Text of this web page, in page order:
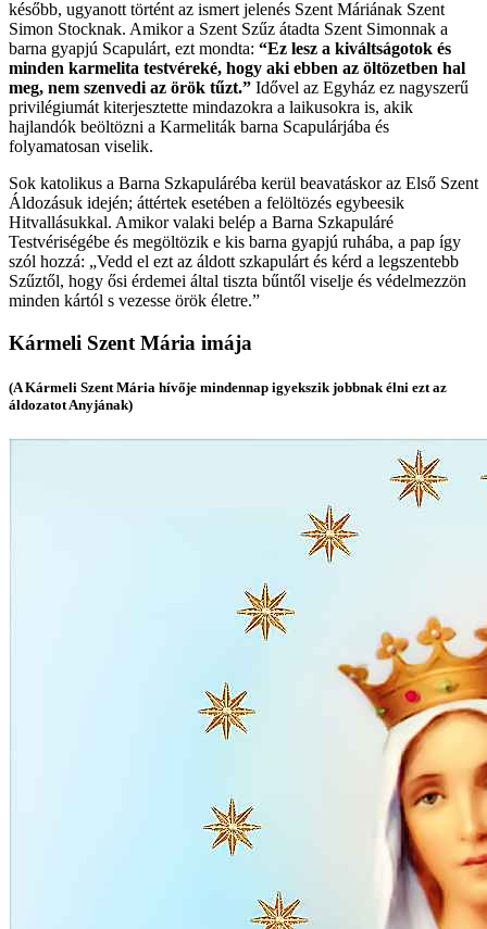
később, ugyanott történt az ismert jelenés Szent Máriának Szent
Simon Stocknak. Amikor a Szent Szűz átadta Szent Simonnak a
barna gyapjú Scapulárt, ezt mondta: “Ez lesz a kiváltságotok és
minden karmelita testvéreké, hogy aki ebben az öltözetben hal
meg, nem szenvedi az örök tűzt.” Idővel az Egyház ez nagyszerű
privilégiumát kiterjesztette mindazokra a laikusokra is, akik
hajlandók beöltözni a Karmeliták barna Scapulárjába és
folyamatosan viselik.
Sok katolikus a Barna Szkapuláréba kerül beavatáskor az Első Szent
Áldozásuk idején; áttértek esetében a felöltözés egybeesik
Hitvallásukkal. Amikor valaki belép a Barna Szkapuláré
Testvériségébe és megöltözik e kis barna gyapjú ruhába, a pap így
szól hozzá: „Vedd el ezt az áldott szkapulárt és kérd a legszentebb
Szűztől, hogy ősi érdemei által tiszta bűntől viselje és védelmezzön
minden kártól s vezesse örök életre.”
Kármeli Szent Mária imája
(A Kármeli Szent Mária hívője mindennap igyekszik jobbnak élni ezt az
áldozatot Anyjának)